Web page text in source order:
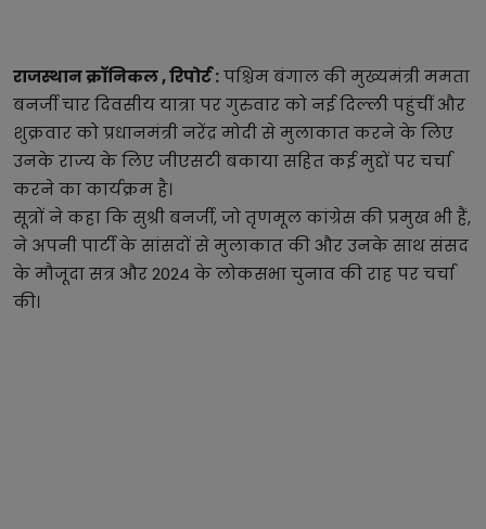
राजस्थान क्रॉनिकल , रिपोर्ट :पश्चिम बंगाल की मुख्यमंत्री ममता
बनर्जी चार दिवसीय यात्रा पर गुरुवार को नई दिल्ली पहुंचीं और
शुक्रवार को प्रधानमंत्री नरेंद्र मोदी से मुलाकात करने के लिए
उनके राज्य के लिए जीएसटी बकाया सहित कई मुद्दों पर चर्चा
करने का कार्यक्रम है।
सूत्रों ने कहा कि सुश्री बनर्जी, जो तृणमूल कांग्रेस की प्रमुख भी हैं,
ने अपनी पार्टी के सांसदों से मुलाकात की और उनके साथ संसद
के मौजूदा सत्र और 2024 के लोकसभा चुनाव की राह पर चर्चा
की।